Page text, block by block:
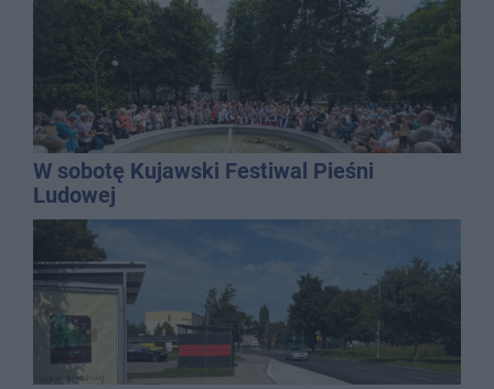
W sobotę Kujawski Festiwal Pieśni
Ludowej